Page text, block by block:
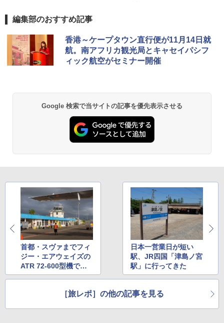
【日本企業販売】超強力クマ対策スプレー 30
0ml（連続噴射30秒）110ml（連続噴射15
秒）射程5～10m 安全ロック搭載 携帯収納袋
付き ヒグマ・イノシシ対策 自治体・教育機
￥3,680
ポインターライト 強力 小型 緑色/赤色/青紫色
可能 安全ロック付き 高安全性 金属製耐久 コ
￥1,180
HYREKK 八角形タープ 防水タープ 3×4.5m
ブラックラバーコーティング UPF50+ UVカ
ット 5000mm耐水圧 210D生地 遮光
￥6,579
編集部のおすすめ記事
香港～ケープタウン直行便が11月14日就
航。南アフリカ観光局とキャセイパシフ
ィック航空がセミナー開催
Google 検索で当サイトの記事を優先表示させる
首都・スヴァまでフィ
ジー・エアウェイズの
ATR 72-600型機で移
動。日本車が多く走る
日本一営業日が短い
駅、JR四国「津島ノ宮
駅」に行ってきた
［旅レポ］の他の記事を見る